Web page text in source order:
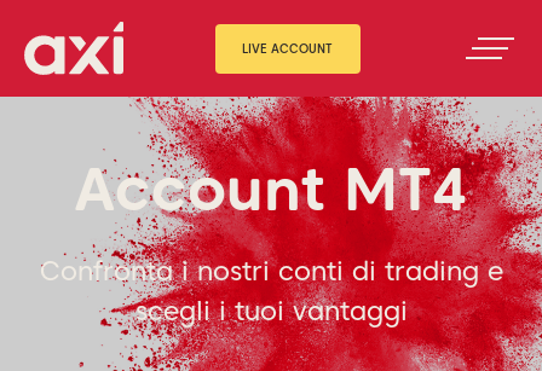
LIVE ACCOUNT
Account MT4
Confronta i nostri conti di trading e
scegli i tuoi vantaggi